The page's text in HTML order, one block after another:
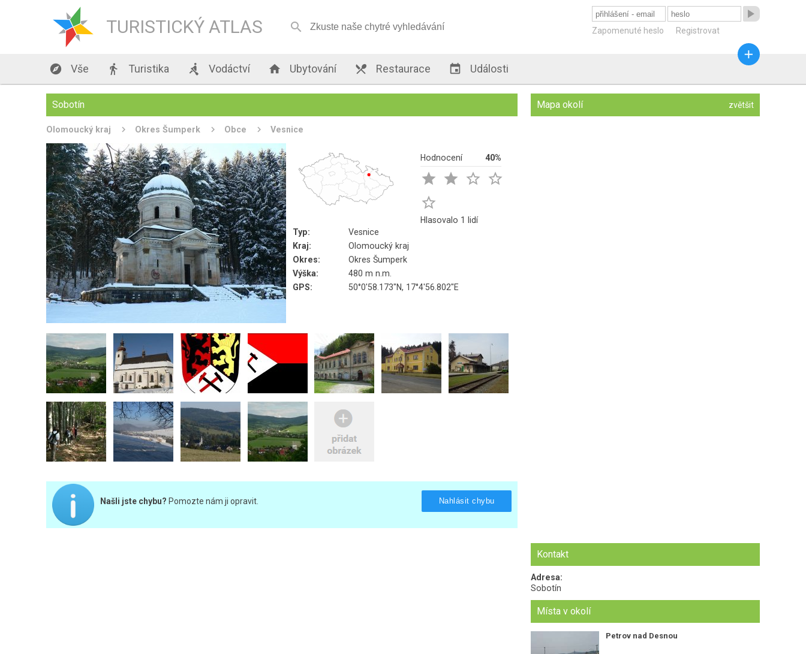
TURISTICKÝ ATLAS 

Zapomenuté heslo Registrovat
 Vše  Turistika  Vodáctví  Ubytování  Restaurace  Události

Sobotín
Olomoucký kraj Okres Šumperk Obce Vesnice
Hodnocení 40%
   

Hlasovalo 1 lidí
Typ:
Vesnice
Kraj:
Olomoucký kraj
Okres:
Okres Šumperk
Výška:
480 m n.m.
GPS:
50°0'58.173"N, 17°4'56.802"E
Našli jste chybu? Pomozte nám ji opravit. Nahlásit chybu
Mapa okolí zvětšit
Kontakt
Adresa:
Sobotín
Místa v okolí
Petrov nad Desnou